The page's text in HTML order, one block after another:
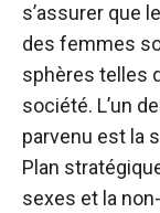
s’assurer que
des femmes
sphères telles
société. L’un
parvenu est la
Plan
sexes et la